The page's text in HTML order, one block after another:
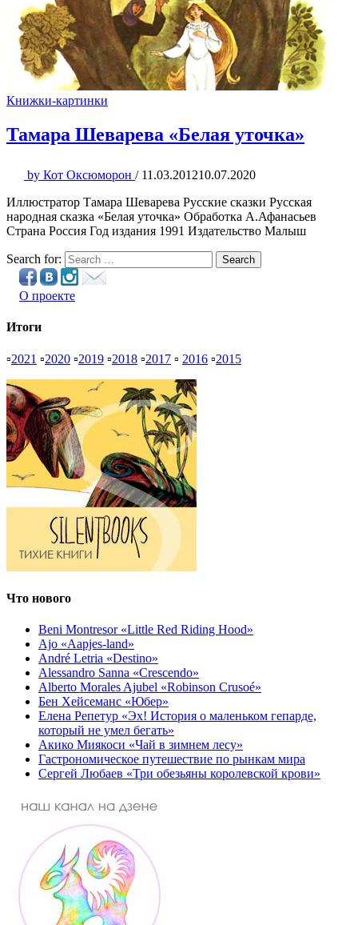
Книжки-картинки
Тамара Шеварева «Белая уточка»
by Кот Оксюморон / 11.03.201210.07.2020
Иллюстратор Тамара Шеварева Русские сказки Русская
народная сказка «Белая уточка» Обработка А.Афанасьев
Страна Россия Год издания 1991 Издательство Малыш
Search for: Search
О проекте
Итоги
▫2021 ▫2020 ▫2019 ▫2018 ▫2017 ▫ 2016 ▫2015
Что нового
Beni Montresor «Little Red Riding Hood»
Ajo «Aapjes-land»
André Letria «Destino»
Alessandro Sanna «Crescendo»
Alberto Morales Ajubel «Robinson Crusoé»
Бен Хейсеманс «Юбер»
Елена Репетур «Эх! История о маленьком гепарде,
который не умел бегать»
Акико Миякоси «Чай в зимнем лесу»
Гастрономическое путешествие по рынкам мира
Сергей Любаев «Три обезьяны королевской крови»